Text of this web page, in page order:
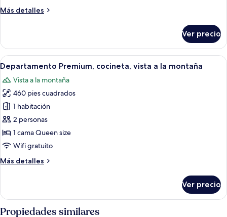
patio
para
baño
privado
Más detalles
Más
estudio
económica,
para
fumadores,
baño
privado
Ver precio
Abrir
todas
las
fotos
de
Departamento
Premium,
cocineta,
a
Habitación de hotel con cama, sofá,
21
Departamento Premium, cocineta, vista a la montaña
Vista a la montaña
460 pies cuadrados
1 habitación
2 personas
1 cama Queen size
Wifi gratuito
Más detalles
Más
Premium,
cocineta,
vista
Ver precio
Propiedades similares